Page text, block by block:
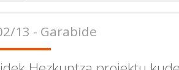
13 - Garabide